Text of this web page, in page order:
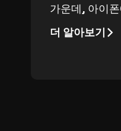
가운데, 아이
이며 기기를 더
더 알아보기